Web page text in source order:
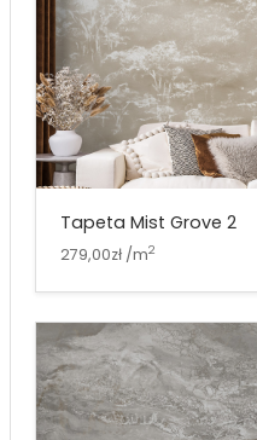
Tapeta Mist Grove 2
279,00zł /m2